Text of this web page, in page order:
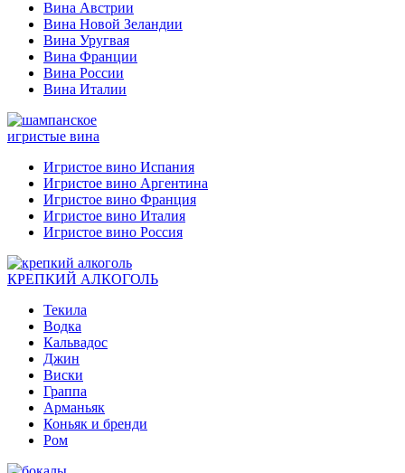
Вина Австрии
Вина Новой Зеландии
Вина Уругвая
Вина Франции
Вина России
Вина Италии
игристые вина
Игристое вино Испания
Игристое вино Аргентина
Игристое вино Франция
Игристое вино Италия
Игристое вино Россия
КРЕПКИЙ АЛКОГОЛЬ
Текила
Водка
Кальвадос
Джин
Виски
Граппа
Арманьяк
Коньяк и бренди
Ром